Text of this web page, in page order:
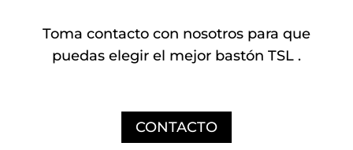
Toma contacto con nosotros para que
puedas elegir el mejor bastón TSL .
CONTACTO